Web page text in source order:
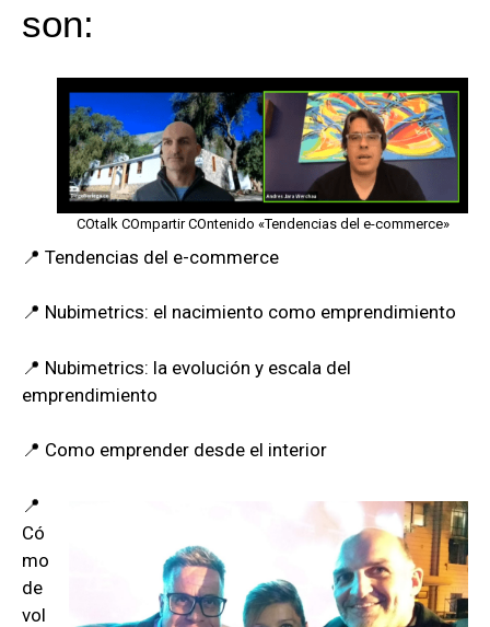
son:
COtalk COmpartir COntenido «Tendencias del e-commerce»
📍 Tendencias del e-commerce
📍 Nubimetrics: el nacimiento como emprendimiento
📍 Nubimetrics: la evolución y escala del
emprendimiento
📍 Como emprender desde el interior
📍
Có
mo
de
vol